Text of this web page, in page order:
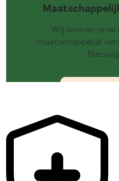
Wij leveren onze
maatschappelijk